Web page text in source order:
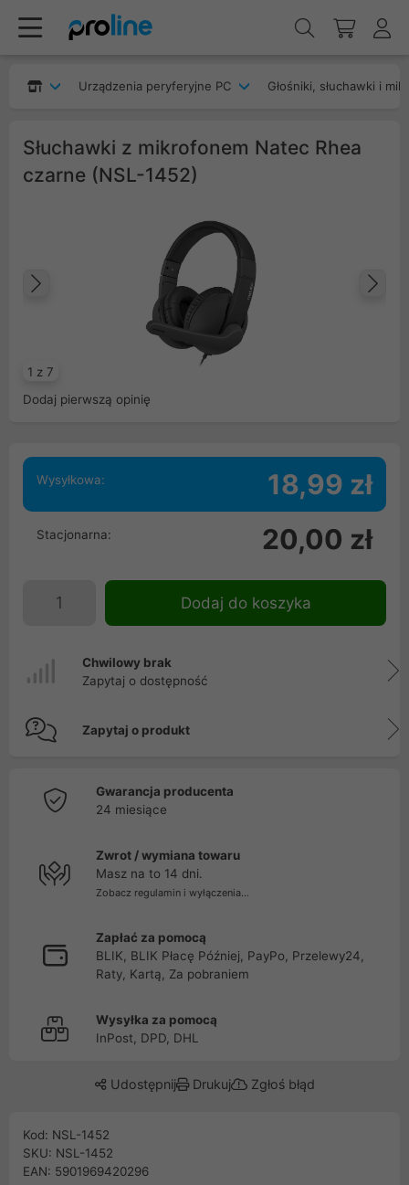
Urządzenia peryferyjne PC Głośniki, słuchawki i
Słuchawki z mikrofonem Natec Rhea
czarne (NSL-1452)
1 z 7
Poprzedni
Dodaj pierwszą opinię
Wysyłkowa: 18,99 zł
Stacjonarna: 20,00 zł
Dodaj do koszyka
Chwilowy brak
Zapytaj o dostępność
Zapytaj o produkt
Gwarancja producenta
24 miesiące
Zwrot / wymiana towaru
Masz na to 14 dni.
Zobacz regulamin i wyłączenia...
Zapłać za pomocą
BLIK, BLIK Płacę Później, PayPo, Przelewy24,
Raty, Kartą, Za pobraniem
Wysyłka za pomocą
InPost, DPD, DHL
Udostępnij Drukuj Zgłoś błąd
Kod: NSL-1452
SKU: NSL-1452
EAN: 5901969420296